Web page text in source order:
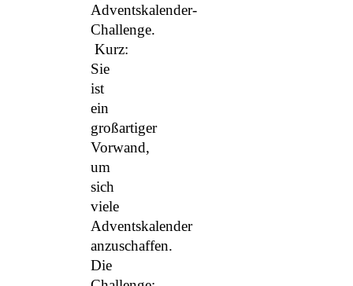
Adventskalender-
Challenge.
Kurz:
Sie
ist
ein
großartiger
Vorwand,
um
sich
viele
Adventskalender
anzuschaffen.
Die